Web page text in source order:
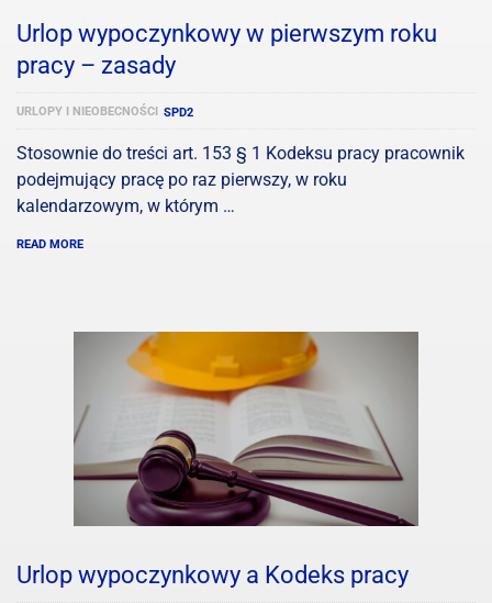
Urlop wypoczynkowy w pierwszym roku
pracy – zasady
URLOPY I NIEOBECNOŚCI SPD2
Stosownie do treści art. 153 § 1 Kodeksu pracy pracownik
podejmujący pracę po raz pierwszy, w roku
kalendarzowym, w którym …
READ MORE
Urlop wypoczynkowy a Kodeks pracy